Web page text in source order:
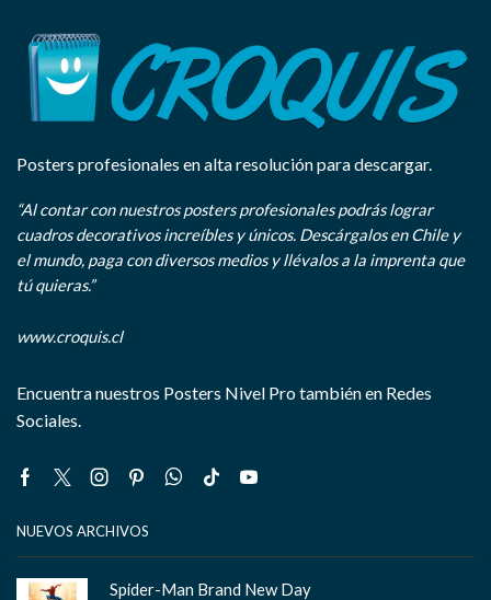
Posters profesionales en alta resolución para descargar.
“Al contar con nuestros posters profesionales podrás lograr
cuadros decorativos increíbles y únicos. Descárgalos en Chile y
el mundo, paga con diversos medios y llévalos a la imprenta que
tú quieras.”
www.croquis.cl
Encuentra nuestros Posters Nivel Pro también en Redes
Sociales.
Facebook
TwitterInstagram
PinterestWhatsapp
Tik- Youtube
NUEVOS ARCHIVOS
Spider-Man Brand New Day